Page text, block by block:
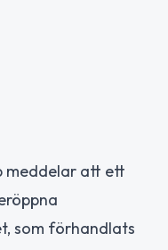
meddelar att ett
som förhandlats